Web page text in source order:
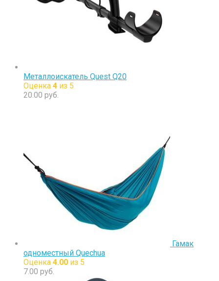
Металлоискатель Quest Q20
Оценка 4 из 5
20.00 руб.
Гамак
одноместный Quechua
Оценка 4.00 из 5
7.00 руб.